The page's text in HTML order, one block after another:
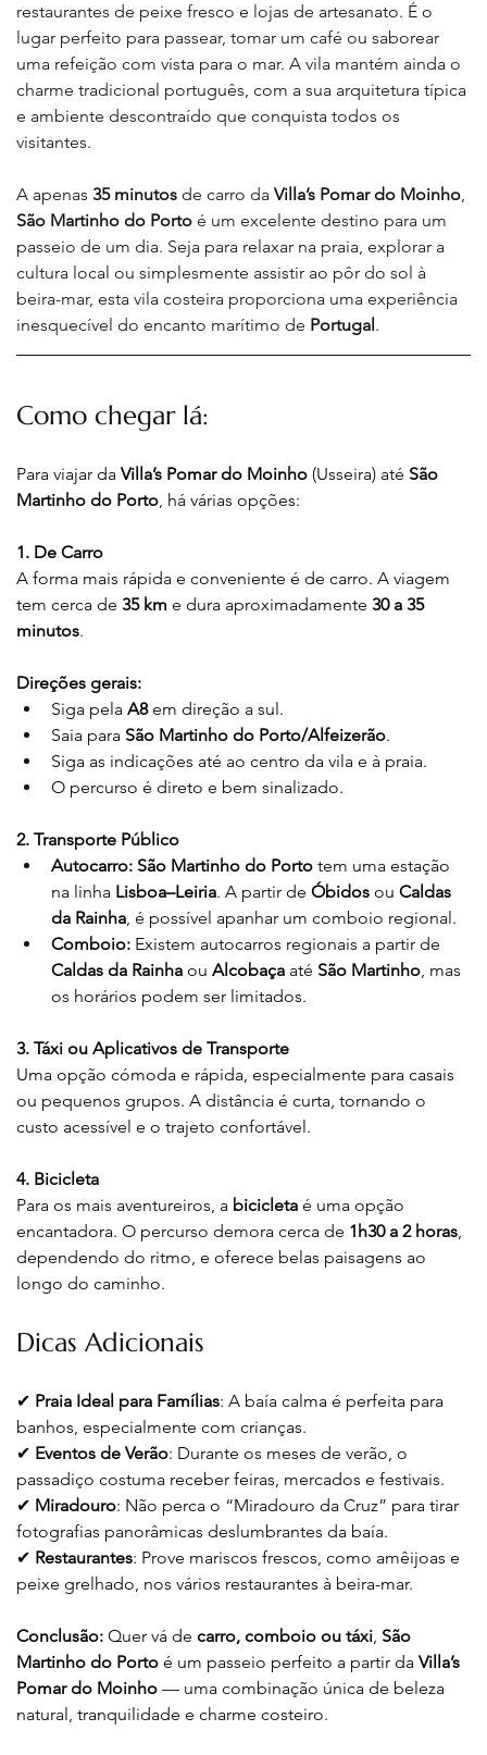
restaurantes de peixe fresco e lojas de artesanato. É o
lugar perfeito para passear, tomar um café ou saborear
uma refeição com vista para o mar. A vila mantém ainda o
charme tradicional português, com a sua arquitetura típica
e ambiente descontraído que conquista todos os
visitantes.
A apenas 35 minutos de carro da Villa’s Pomar do Moinho,
São Martinho do Porto é um excelente destino para um
passeio de um dia. Seja para relaxar na praia, explorar a
cultura local ou simplesmente assistir ao pôr do sol à
beira-mar, esta vila costeira proporciona uma experiência
inesquecível do encanto marítimo de Portugal.
Como chegar lá:
Para viajar da Villa’s Pomar do Moinho (Usseira) até São
Martinho do Porto, há várias opções:
1. De Carro
A forma mais rápida e conveniente é de carro. A viagem
tem cerca de 35 km e dura aproximadamente 30 a 35
minutos.
Direções gerais:
Siga pela A8 em direção a sul.
Saia para São Martinho do Porto/Alfeizerão.
Siga as indicações até ao centro da vila e à praia.
O percurso é direto e bem sinalizado.
2. Transporte Público
Autocarro: São Martinho do Porto tem uma estação
na linha Lisboa–Leiria. A partir de Óbidos ou Caldas
da Rainha, é possível apanhar um comboio regional.
Comboio: Existem autocarros regionais a partir de
Caldas da Rainha ou Alcobaça até São Martinho, mas
os horários podem ser limitados.
3. Táxi ou Aplicativos de Transporte
Uma opção cómoda e rápida, especialmente para casais
ou pequenos grupos. A distância é curta, tornando o
custo acessível e o trajeto confortável.
4. Bicicleta
Para os mais aventureiros, a bicicleta é uma opção
encantadora. O percurso demora cerca de 1h30 a 2 horas,
dependendo do ritmo, e oferece belas paisagens ao
longo do caminho.
Dicas Adicionais
✔ Praia Ideal para Famílias: A baía calma é perfeita para
banhos, especialmente com crianças.
✔ Eventos de Verão: Durante os meses de verão, o
passadiço costuma receber feiras, mercados e festivais.
✔ Miradouro: Não perca o “Miradouro da Cruz” para tirar
fotografias panorâmicas deslumbrantes da baía.
✔ Restaurantes: Prove mariscos frescos, como amêijoas e
peixe grelhado, nos vários restaurantes à beira-mar.
Conclusão: Quer vá de carro, comboio ou táxi, São
Martinho do Porto é um passeio perfeito a partir da Villa’s
Pomar do Moinho — uma combinação única de beleza
natural, tranquilidade e charme costeiro.